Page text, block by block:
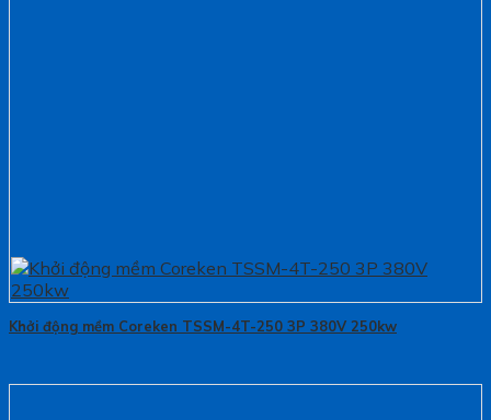
Khởi động mềm Coreken TSSM-4T-250 3P 380V 250kw